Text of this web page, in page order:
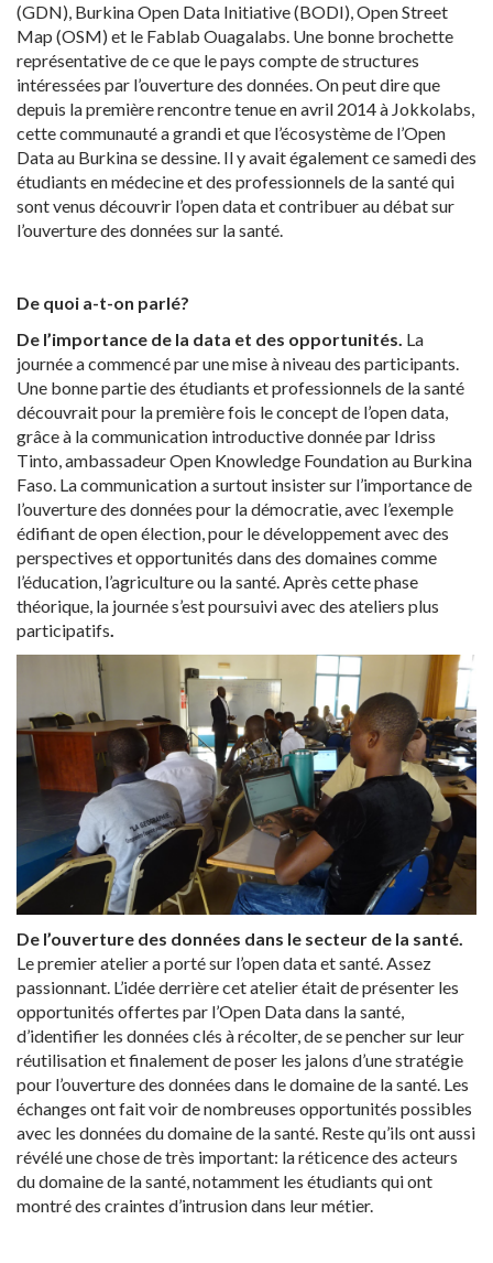
(GDN), Burkina Open Data Initiative (BODI), Open Street
Map (OSM) et le Fablab Ouagalabs. Une bonne brochette
représentative de ce que le pays compte de structures
intéressées par l’ouverture des données. On peut dire que
depuis la première rencontre tenue en avril 2014 à Jokkolabs,
cette communauté a grandi et que l’écosystème de l’Open
Data au Burkina se dessine. Il y avait également ce samedi des
étudiants en médecine et des professionnels de la santé qui
sont venus découvrir l’open data et contribuer au débat sur
l’ouverture des données sur la santé.
De quoi a-t-on parlé?
De l’importance de la data et des opportunités. La
journée a commencé par une mise à niveau des participants.
Une bonne partie des étudiants et professionnels de la santé
découvrait pour la première fois le concept de l’open data,
grâce à la communication introductive donnée par Idriss
Tinto, ambassadeur Open Knowledge Foundation au Burkina
Faso. La communication a surtout insister sur l’importance de
l’ouverture des données pour la démocratie, avec l’exemple
édifiant de open élection, pour le développement avec des
perspectives et opportunités dans des domaines comme
l’éducation, l’agriculture ou la santé. Après cette phase
théorique, la journée s’est poursuivi avec des ateliers plus
participatifs.
De l’ouverture des données dans le secteur de la santé.
Le premier atelier a porté sur l’open data et santé. Assez
passionnant. L’idée derrière cet atelier était de présenter les
opportunités offertes par l’Open Data dans la santé,
d’identifier les données clés à récolter, de se pencher sur leur
réutilisation et finalement de poser les jalons d’une stratégie
pour l’ouverture des données dans le domaine de la santé. Les
échanges ont fait voir de nombreuses opportunités possibles
avec les données du domaine de la santé. Reste qu’ils ont aussi
révélé une chose de très important: la réticence des acteurs
du domaine de la santé, notamment les étudiants qui ont
montré des craintes d’intrusion dans leur métier.